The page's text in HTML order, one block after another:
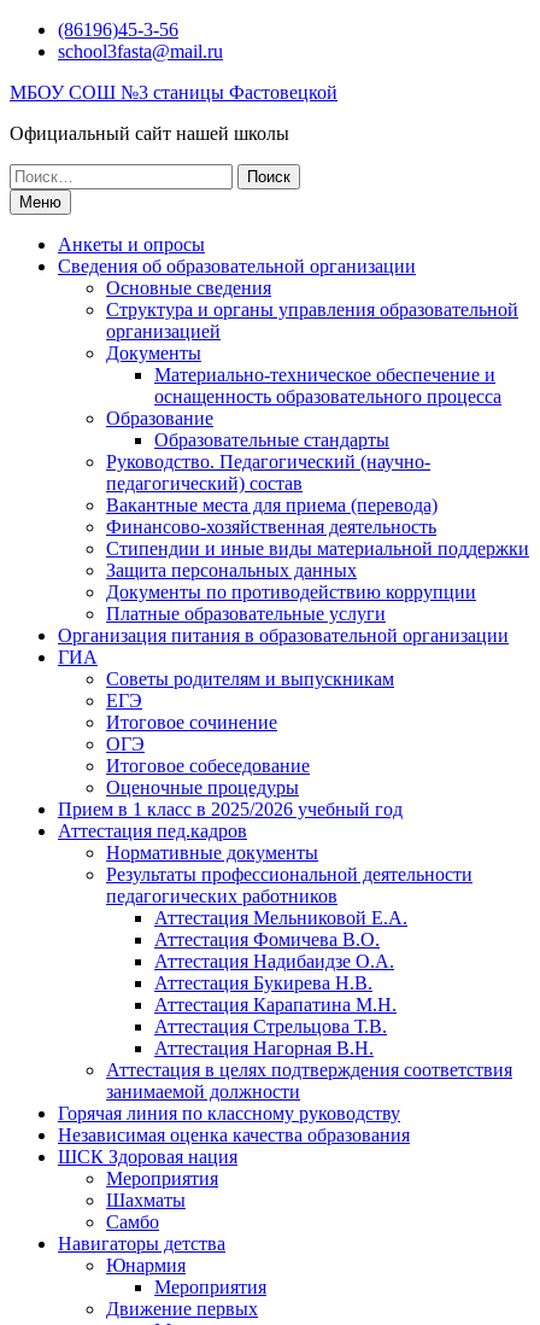
Перейти(86196)45-3-56
school3fasta@mail.ru
МБОУ СОШ №3 станицы Фастовецкой
Официальный сайт нашей школы
Поиск
по:Меню
Анкеты и опросы
Сведения об образовательной организации
Основные сведения
Структура и органы управления образовательной
организацией
Документы
Материально-техническое обеспечение и
оснащенность образовательного процесса
Образование
Образовательные стандарты
Руководство. Педагогический (научно-
педагогический) состав
Вакантные места для приема (перевода)
Финансово-хозяйственная деятельность
Стипендии и иные виды материальной поддержки
Защита персональных данных
Документы по противодействию коррупции
Платные образовательные услуги
Организация питания в образовательной организации
ГИА
Советы родителям и выпускникам
ЕГЭ
Итоговое сочинение
ОГЭ
Итоговое собеседование
Оценочные процедуры
Прием в 1 класс в 2025/2026 учебный год
Аттестация пед.кадров
Нормативные документы
Результаты профессиональной деятельности
педагогических работников
Аттестация Мельниковой Е.А.
Аттестация Фомичева В.О.
Аттестация Надибаидзе О.А.
Аттестация Букирева Н.В.
Аттестация Карапатина М.Н.
Аттестация Стрельцова Т.В.
Аттестация Нагорная В.Н.
Аттестация в целях подтверждения соответствия
занимаемой должности
Горячая линия по классному руководству
Независимая оценка качества образования
ШСК Здоровая нация
Мероприятия
Шахматы
Самбо
Навигаторы детства
Юнармия
Мероприятия
Движение первых